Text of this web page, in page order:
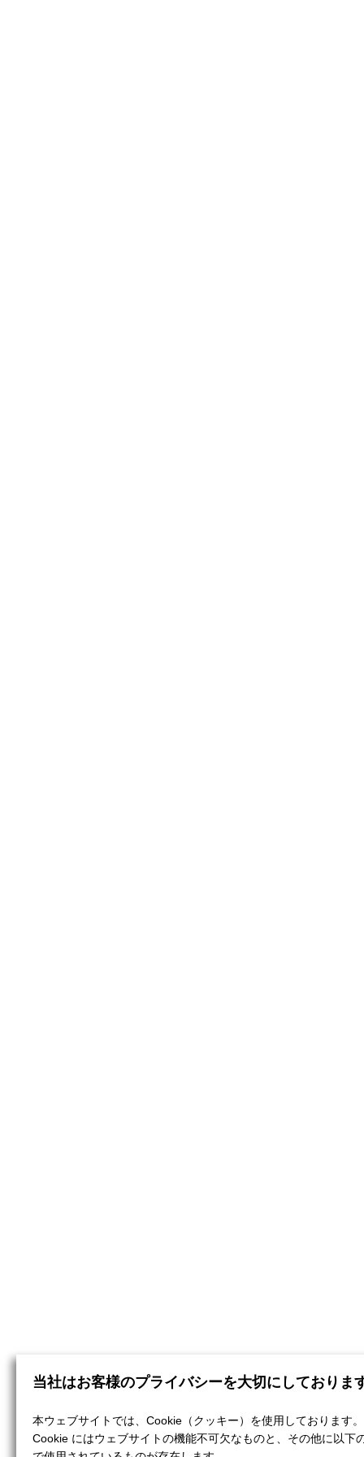
当社はお客様のプライバシーを大切にしておりま
本ウェブサイトでは、Cookie（クッキー）を使用しております。
Cookie にはウェブサイトの機能不可欠なものと、その他に以下